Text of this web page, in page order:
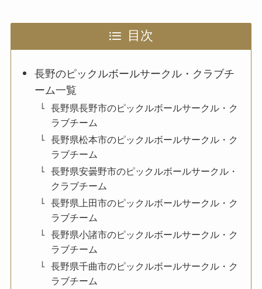
目次
長野のピックルボールサークル・クラブチ
ーム一覧
長野県長野市のピックルボールサークル・ク
ラブチーム
長野県松本市のピックルボールサークル・ク
ラブチーム
長野県安曇野市のピックルボールサークル・
クラブチーム
長野県上田市のピックルボールサークル・ク
ラブチーム
長野県小諸市のピックルボールサークル・ク
ラブチーム
長野県千曲市のピックルボールサークル・ク
ラブチーム